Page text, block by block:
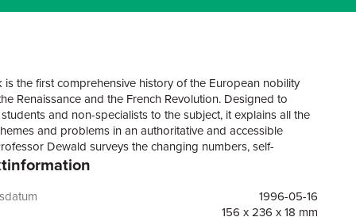
the first comprehensive history of the European nobility
Renaissance and the French Revolution. Designed to
and non-specialists to the subject, it explains all the
and problems in an authoritative and accessible
Dewald surveys the changing numbers, self-
wealth, and political power of the European nobles, and
he maintains that the nobles of Europe adapted
to the profound changes that marked society and culture at
1996-05-16
156 x 236 x 18 mm